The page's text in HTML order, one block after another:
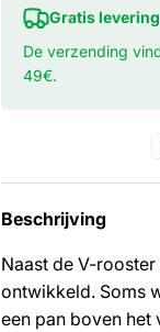
Gratis levering
De verzending
49€.
Beschrijving
Naast de V-
ontwikkeld. Soms
een pan boven het